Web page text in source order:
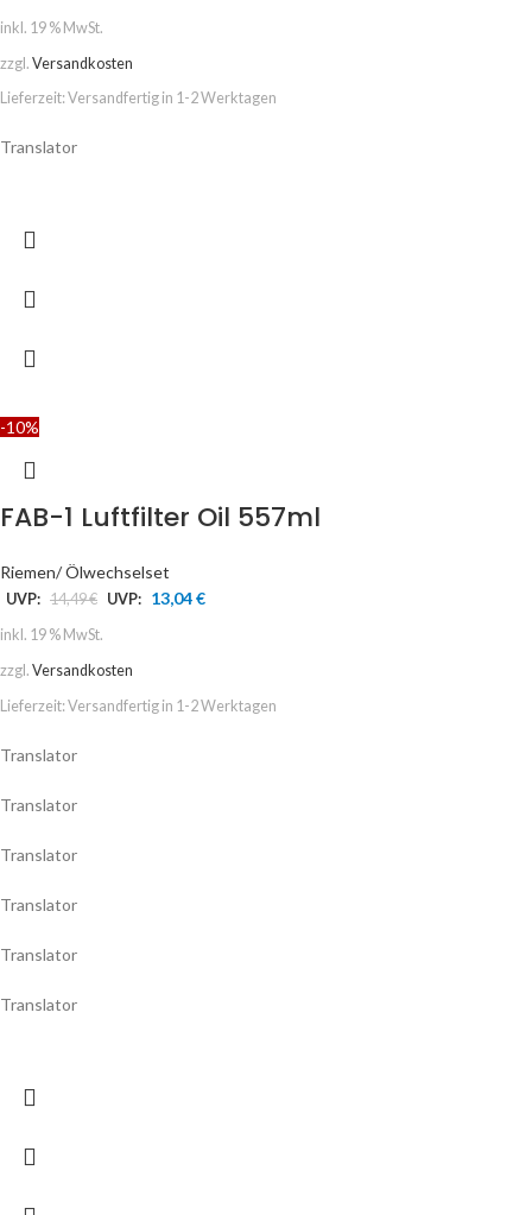
inkl. 19 % MwSt.
zzgl. Versandkosten
Lieferzeit: Versandfertig in 1-2 Werktagen
Translator
-10%
FAB-1 Luftfilter Oil 557ml
Riemen/ Ölwechselset
UVP: 14,49€ UVP: 13,04€
inkl. 19 % MwSt.
zzgl. Versandkosten
Lieferzeit: Versandfertig in 1-2 Werktagen
Translator
Translator
Translator
Translator
Translator
Translator